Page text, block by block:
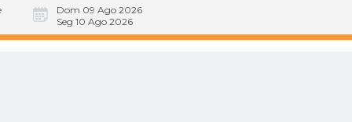
Dom 09 Ago 2026
Seg 10 Ago 2026